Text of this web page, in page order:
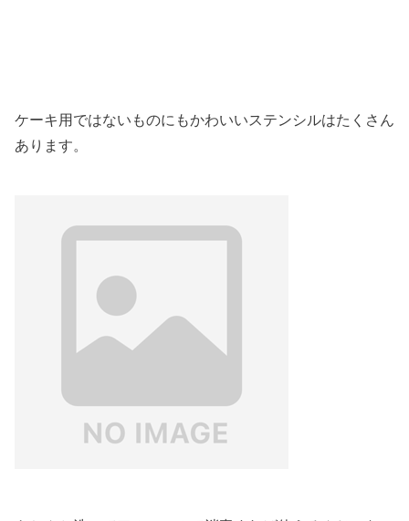
ケーキ用ではないものにもかわいいステンシルはたくさん
あります。